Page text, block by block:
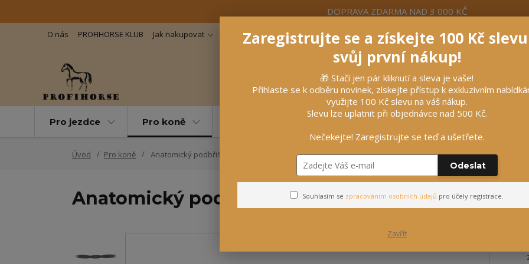
DOPRAVA ZDARMA NAD 3 000 KČ
O nás PROFIHORSE KLUB Jak nakupovat Důležité informace Více Nevíte si rady? Zavolejte. +420
Pro jezdce Pro koně Vybavení stájí
Úvod Pro koně Anatomický podbřišník GR
Anatomický podbřišník GR
Zaregistrujte se a získejte 100 Kč
svůj první nákup!
🎁 Stačí jen pár kliknutí a sleva je vaše!
Přihlaste se k odběru novinek, získejte přístup k exkluzivním
využijte 100 Kč slevu na váš nákup.
Slevu lze uplatnit při objednávce nad 500 Kč.
Nečekejte! Zaregistrujte se teď a ušetřete.
Odeslat
Souhlasím se zpracováním osobních údajů pro účely registrace.
Zavřít